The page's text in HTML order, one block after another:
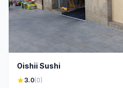
Oishii Sushi
star3.0(0)